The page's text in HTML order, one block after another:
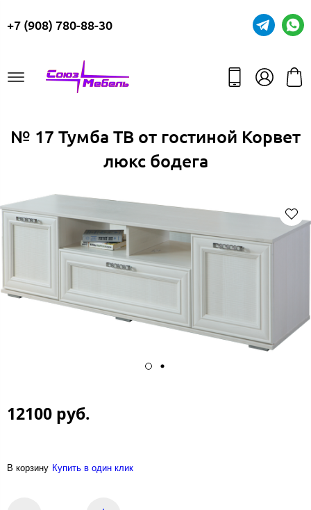
+7 (908) 780-88-30
№ 17 Тумба ТВ от гостиной Корвет
люкс бодега
12100 руб.
В корзину Купить в один клик